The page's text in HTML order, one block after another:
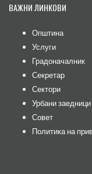
ВАЖНИ ЛИНКОВИ
Општина
Услуги
Градоначалник
Секретар
Сектори
Урбани заедници
Совет
Политика на